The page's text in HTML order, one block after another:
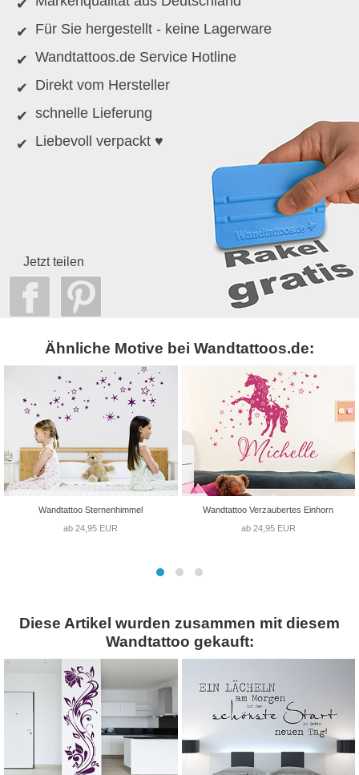
Für Sie hergestellt - keine Lagerware
Wandtattoos.de Service Hotline
Direkt vom Hersteller
schnelle Lieferung
Liebevoll verpackt ♥
Jetzt teilen
Ähnliche Motive bei Wandtattoos.de:
Wandtattoo Sternenhimmel
ab 24,95 EUR
Wandtattoo Verzaubertes Einhorn
ab 24,95 EUR
Diese Artikel wurden zusammen mit diesem
Wandtattoo gekauft: